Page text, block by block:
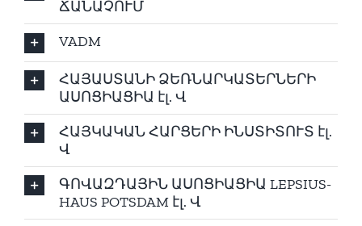
ՃԱՆԱՉՈՒՄ
VADM
ՀԱՅԱՍՏԱՆԻ ՁԵՌՆԱՐԿԱՏԵՐՆԵՐԻ
ԱՍՈՑԻԱՑԻԱ էլ. Վ
ՀԱՅԿԱԿԱՆ ՀԱՐՑԵՐԻ ԻՆՍՏԻՏՈՒՏ էլ.
Վ
ԳՈՎԱԶԴԱՅԻՆ ԱՍՈՑԻԱՑԻԱ LEPSIUS-
HAUS POTSDAM էլ. Վ